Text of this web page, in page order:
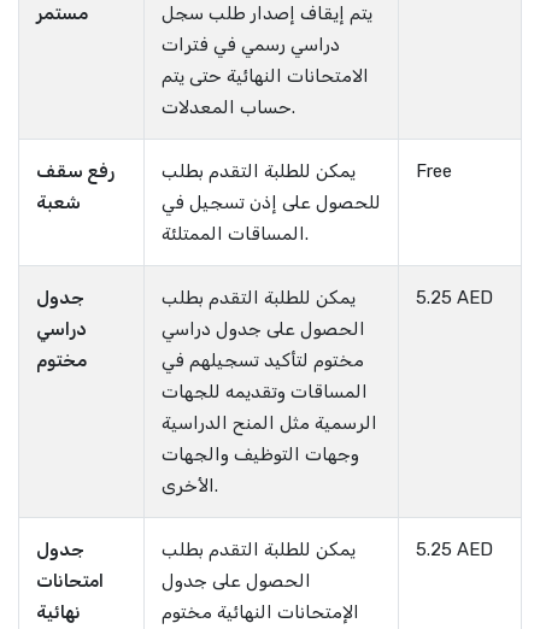
مستمر
يتم إيقاف إصدار طلب سجل
دراسي رسمي في فترات
الامتحانات النهائية حتى يتم
حساب المعدلات.
رفع سقف
شعبة
يمكن للطلبة التقدم بطلب
للحصول على إذن تسجيل في
المساقات الممتلئة.
Free
جدول
دراسي
مختوم
يمكن للطلبة التقدم بطلب
الحصول على جدول دراسي
مختوم لتأكيد تسجيلهم في
المساقات وتقديمه للجهات
الرسمية مثل المنح الدراسية
وجهات التوظيف والجهات
الأخرى.
5.25 AED
جدول
امتحانات
نهائية
يمكن للطلبة التقدم بطلب
الحصول على جدول
الإمتحانات النهائية مختوم
5.25 AED